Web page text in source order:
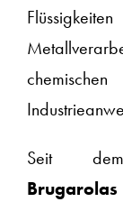
Seit
Brugarolas